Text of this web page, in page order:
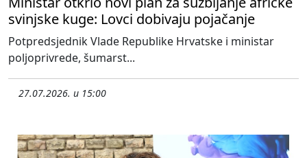
svinjske kuge: Lovci dobivaju pojačanje
Potpredsjednik Vlade Republike Hrvatske i ministar
poljoprivrede, šumarst...
27.07.2026. u 15:00